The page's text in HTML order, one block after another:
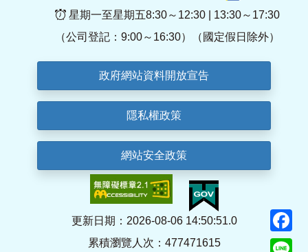
星期一至星期五8:30～12:30 | 13:30～17:30
（公司登記：9:00～16:30）（國定假日除外）
政府網站資料開放宣告
隱私權政策
網站安全政策
更新日期：2026-08-06 14:50:51.0
累積瀏覽人次：477471615